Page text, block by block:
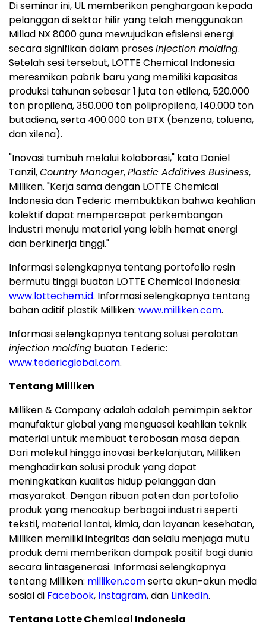
Di seminar ini, UL memberikan penghargaan kepada
pelanggan di sektor hilir yang telah menggunakan
Millad NX 8000 guna mewujudkan efisiensi energi
secara signifikan dalam prosesinjection molding.
Setelah sesi tersebut, LOTTE Chemical Indonesia
meresmikan pabrik baru yang memiliki kapasitas
produksi tahunan sebesar 1 juta ton etilena, 520.000
ton propilena, 350.000 ton polipropilena, 140.000 ton
butadiena, serta 400.000 ton BTX (benzena, toluena,
dan xilena).
"Inovasi tumbuh melalui kolaborasi," kata Daniel
Tanzil,Country Manager,Plastic Additives Business,
Milliken. "Kerja sama dengan LOTTE Chemical
Indonesia dan Tederic membuktikan bahwa keahlian
kolektif dapat mempercepat perkembangan
industri menuju material yang lebih hemat energi
dan berkinerja tinggi."
Informasi selengkapnya tentang portofolio resin
bermutu tinggi buatan LOTTE Chemical Indonesia:
www.lottechem.id. Informasi selengkapnya tentang
bahan aditif plastik Milliken: www.milliken.com.
Informasi selengkapnya tentang solusi peralatan
injection molding buatan Tederic:
www.tedericglobal.com.
Tentang Milliken
Milliken & Company adalah adalah pemimpin sektor
manufaktur global yang menguasai keahlian teknik
material untuk membuat terobosan masa depan.
Dari molekul hingga inovasi berkelanjutan, Milliken
menghadirkan solusi produk yang dapat
meningkatkan kualitas hidup pelanggan dan
masyarakat. Dengan ribuan paten dan portofolio
produk yang mencakup berbagai industri seperti
tekstil, material lantai, kimia, dan layanan kesehatan,
Milliken memiliki integritas dan selalu menjaga mutu
produk demi memberikan dampak positif bagi dunia
secara lintasgenerasi. Informasi selengkapnya
tentang Milliken: milliken.comserta akun-akun media
sosial di Facebook, Instagram, dan LinkedIn.